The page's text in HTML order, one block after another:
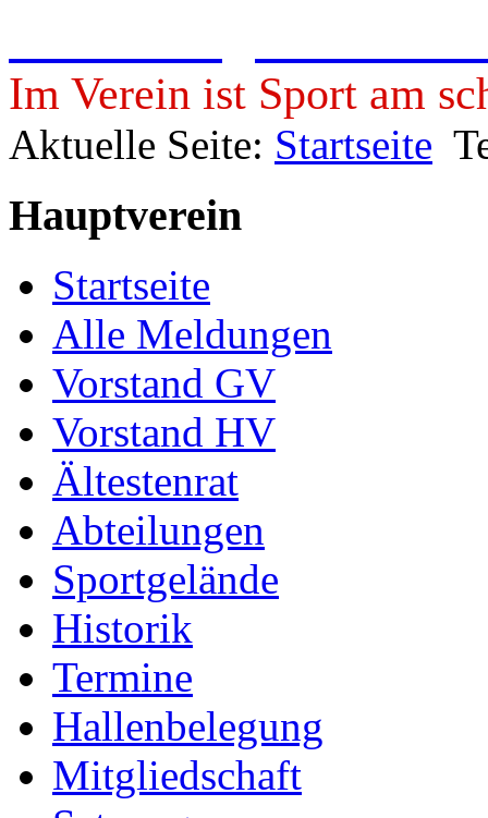
Im Verein ist Sport am
Aktuelle Seite: Startseite
Hauptverein
Startseite
Alle Meldungen
Vorstand GV
Vorstand HV
Ältestenrat
Abteilungen
Sportgelände
Historik
Termine
Hallenbelegung
Mitgliedschaft